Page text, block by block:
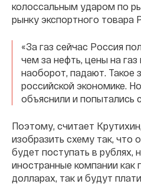
колоссальным ударом по
рынку экспортного товара
«За газ сейчас Россия
чем за нефть, цены на газ
наоборот, падают. Такое
российской экономике.
объяснили и попытались
Поэтому, считает
изобразить схему так, что
будет поступать в рублях,
иностранные компании как
долларах, так и будут